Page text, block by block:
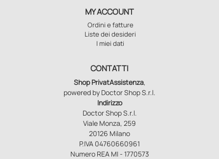
MY ACCOUNT
Ordini e fatture
Liste dei desideri
I miei dati
CONTATTI
Shop PrivatAssistenza,
powered by Doctor Shop S.r.l.
Indirizzo
Doctor Shop S.r.l.
Viale Monza, 259
20126 Milano
P.IVA 04760660961
Numero REA MI - 1770573